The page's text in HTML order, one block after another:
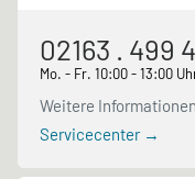
02163 . 499
Mo. - Fr. 10:00 - 13:00
Weitere
Servicecenter →